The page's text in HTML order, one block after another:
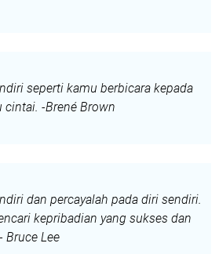
seperti kamu berbicara kepada
cintai. -Brené Brown
dan percayalah pada diri sendiri.
kepribadian yang sukses dan
Bruce Lee